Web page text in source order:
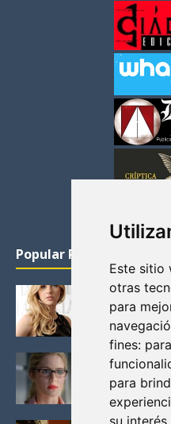
Este sitio
otras
para
fines:
para
su
Popular Posts
KATHERYN
VIKINGOS
Junio 14, 2013
FELICITY
MAS BONITAS
Noviembre 30,